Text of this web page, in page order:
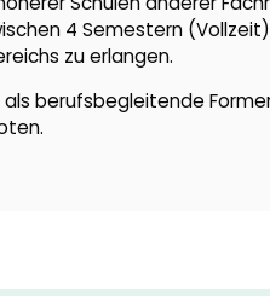
4 Semestern
zu erlangen.
berufsbegleitende